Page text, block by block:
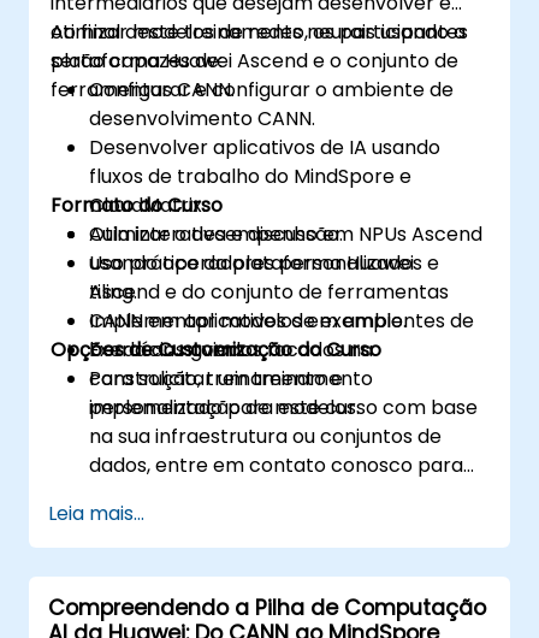
otimizar modelos de redes neurais usando a
plataforma Huawei Ascend e o conjunto de
ferramentas CANN.
Ao final deste treinamento, os participantes
serão capazes de:
Configurar e configurar o ambiente de
desenvolvimento CANN.
Desenvolver aplicativos de IA usando
fluxos de trabalho do MindSpore e
CloudMatrix.
Otimizar o desempenho em NPUs Ascend
usando operadores personalizados e
tiling.
Implementar modelos em ambientes de
borda ou nuvem.
Formato do Curso
Aula interativa e discussão.
Uso prático da plataforma Huawei
Ascend e do conjunto de ferramentas
CANN em aplicativos de exemplo.
Exercícios guiados focados na
construção, treinamento e
implementação de modelos.
Opções de Customização do Curso
Para solicitar um treinamento
personalizado para este curso com base
na sua infraestrutura ou conjuntos de
dados, entre em contato conosco para
Leia mais...
Compreendendo a Pilha de Computação